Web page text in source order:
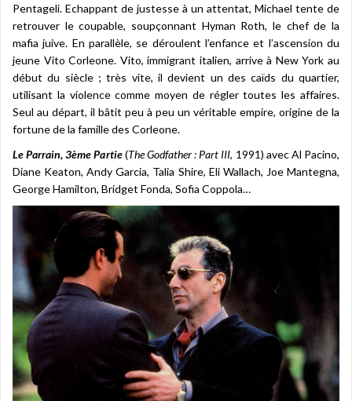
Pentageli. Echappant de justesse à un attentat, Michael tente de
retrouver le coupable, soupçonnant Hyman Roth, le chef de la
mafia juive. En parallèle, se déroulent l’enfance et l’ascension du
jeune Vito Corleone. Vito, immigrant italien, arrive à New York au
début du siècle ; très vite, il devient un des caïds du quartier,
utilisant la violence comme moyen de régler toutes les affaires.
Seul au départ, il bâtit peu à peu un véritable empire, origine de la
fortune de la famille des Corleone.
Le Parrain, 3ème Partie(The Godfather : Part III, 1991) avec Al Pacino,
Diane Keaton, Andy Garcia, Talia Shire, Eli Wallach, Joe Mantegna,
George Hamilton, Bridget Fonda, Sofia Coppola…